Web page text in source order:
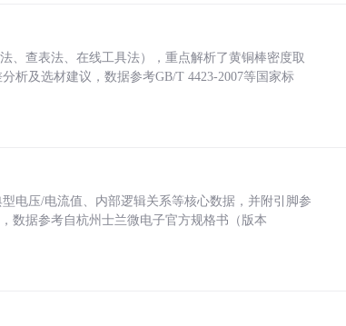
、查表法、在线工具法），重点解析了黄铜棒密度取
析及选材建议，数据参考GB/T 4423-2007等国家标
电压/电流值、内部逻辑关系等核心数据，并附引脚参
数据参考自杭州士兰微电子官方规格书（版本